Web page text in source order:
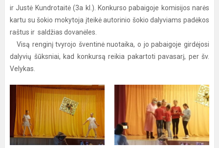
ir Justė Kundrotaitė (3a kl.). Konkurso pabaigoje komisijos narės
kartu su šokio mokytoja įteikė autorinio šokio dalyviams padėkos
raštus ir saldžias dovanėles.
Visą renginį tvyrojo šventinė nuotaika, o jo pabaigoje girdėjosi
dalyvių šūksniai, kad konkursą reikia pakartoti pavasarį, per šv.
Velykas.